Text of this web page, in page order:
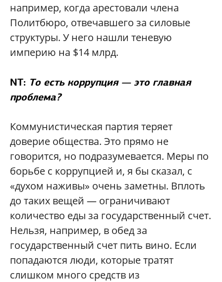
например, когда арестовали члена
Политбюро, отвечавшего за силовые
структуры. У него нашли теневую
империю на $14 млрд.
NT: То есть коррупция — это главная
проблема?
Коммунистическая партия теряет
доверие общества. Это прямо не
говорится, но подразумевается. Меры по
борьбе с коррупцией и, я бы сказал, с
«духом наживы» очень заметны. Вплоть
до таких вещей — ограничивают
количество еды за государственный счет.
Нельзя, например, в обед за
государственный счет пить вино. Если
попадаются люди, которые тратят
слишком много средств из